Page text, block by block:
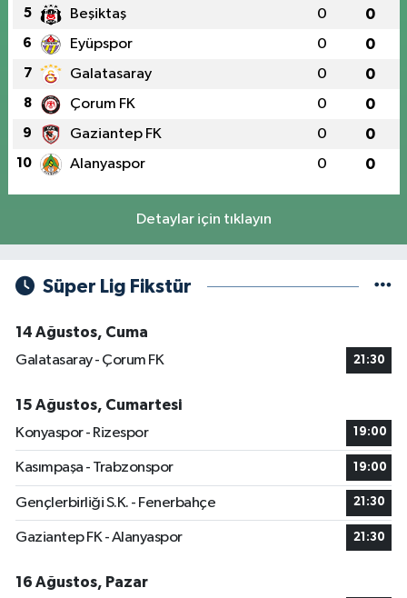
5 Beşiktaş 0 0
6 Eyüpspor 0 0
7 Galatasaray 0 0
8 Çorum FK 0 0
9 Gaziantep FK 0 0
10 Alanyaspor 0 0
Detaylar için tıklayın
Süper Lig Fikstür
14 Ağustos, Cuma
Galatasaray - Çorum FK
21:30
15 Ağustos, Cumartesi
Konyaspor - Rizespor
19:00
Kasımpaşa - Trabzonspor 19:00
Gençlerbirliği S.K. - Fenerbahçe 21:30
Gaziantep FK - Alanyaspor 21:30
16 Ağustos, Pazar